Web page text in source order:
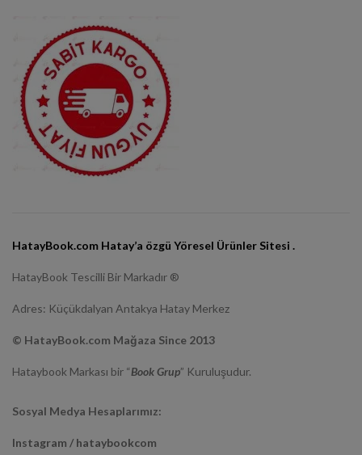
HatayBook.com Hatay’a özgü Yöresel Ürünler Sitesi .
HatayBook Tescilli Bir Markadır ®
Adres: Küçükdalyan Antakya Hatay Merkez
© HatayBook.com Mağaza Since 2013
Hataybook Markası bir “Book Grup” Kuruluşudur.
Sosyal Medya Hesaplarımız:
Instagram / hataybookcom